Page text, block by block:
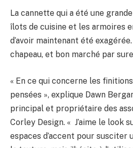
La cannette qui a été une
îlots de cuisine et les armoires
d’avoir maintenant été
chapeau, et bon marché par
« En ce qui concerne les
pensées », explique Dawn
principal et propriétaire des
Corley Design. « J’aime le look
espaces d’accent pour susciter